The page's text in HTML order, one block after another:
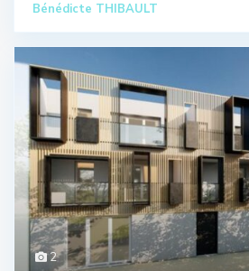
Bénédicte THIBAULT
2